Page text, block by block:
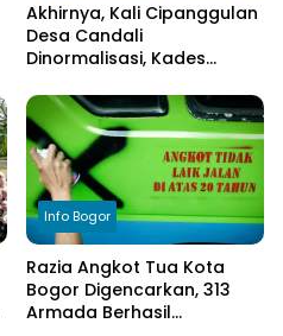
Akhirnya, Kali Cipanggulan
Desa Candali
Dinormalisasi, Kades
kepada Bupati Bogor
Info Bogor
Razia Angkot Tua Kota
Bogor Digencarkan, 313
Armada Berhasil